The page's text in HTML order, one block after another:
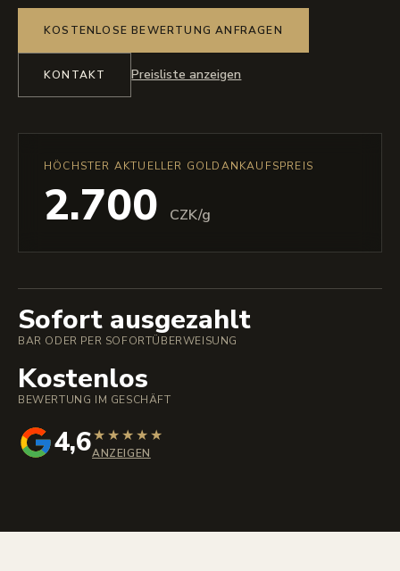
KOSTENLOSE BEWERTUNG ANFRAGEN
KONTAKT Preisliste anzeigen
HÖCHSTER AKTUELLER GOLDANKAUFSPREIS
2.700 CZK/g
Sofort ausgezahlt
BAR ODER PER SOFORTÜBERWEISUNG
Kostenlos
BEWERTUNG IM GESCHÄFT
4,6★★★★★
ANZEIGEN